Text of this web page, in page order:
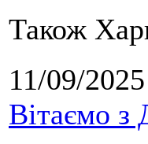
Також
11/09/2025
Вітаємо з